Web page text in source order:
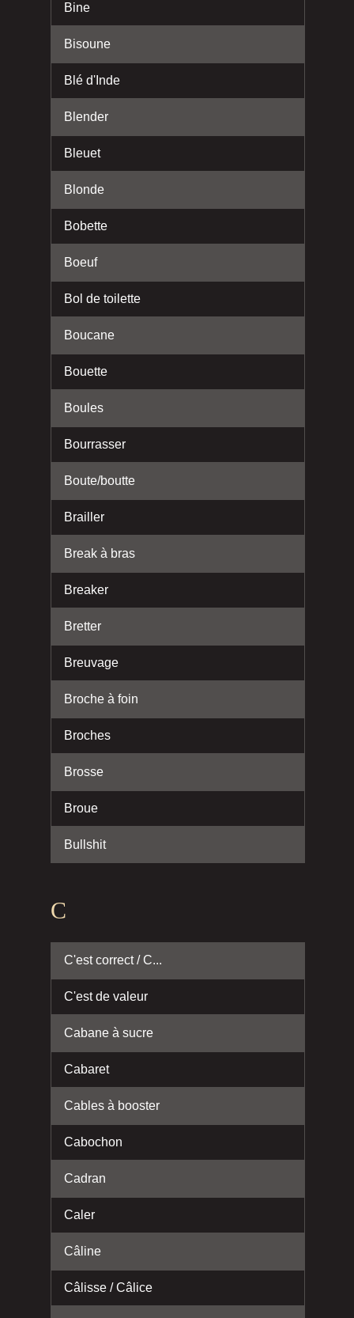
Bine
Bisoune
Blé d'Inde
Blender
Bleuet
Blonde
Bobette
Boeuf
Bol de toilette
Boucane
Bouette
Boules
Bourrasser
Boute/boutte
Brailler
Break à bras
Breaker
Bretter
Breuvage
Broche à foin
Broches
Brosse
Broue
Bullshit
C
C'est correct / C...
C'est de valeur
Cabane à sucre
Cabaret
Cables à booster
Cabochon
Cadran
Caler
Câline
Câlisse / Câlice